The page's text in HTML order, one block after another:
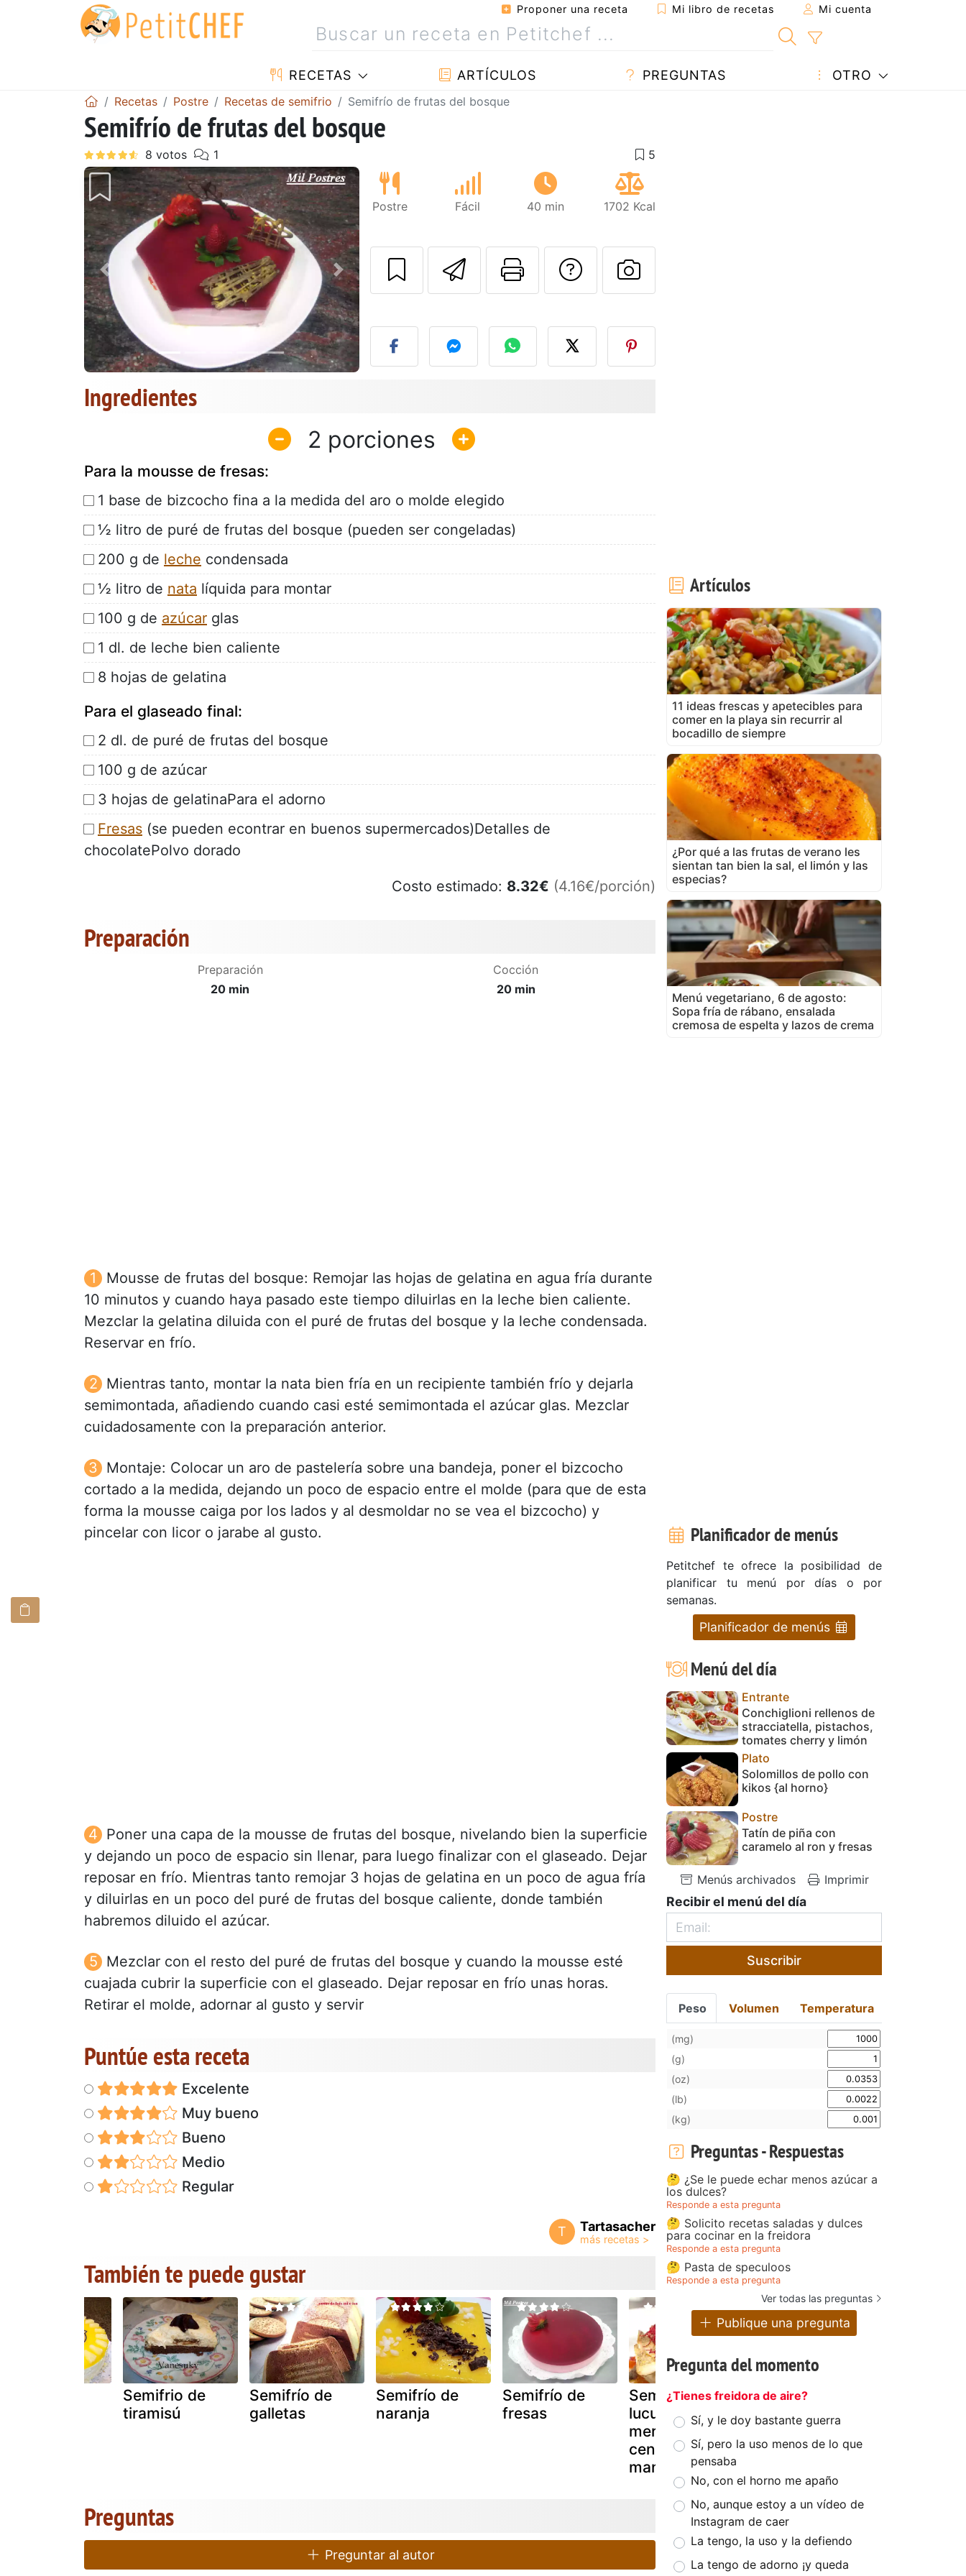
Proponer una receta Mi libro de recetas Mi cuenta
RECETAS ARTÍCULOS PREGUNTAS OTRO
Recetas Postre Recetas de semifrio Semifrío de frutas del bosque
Semifrío de frutas del bosque
Anterior Siguiente
Postre Fácil 40 min 1702 Kcal
Enviar esta receta a un amigo
Imprimir esta página
Preguntar al autor
Publicar la foto de esta receta
Ingredientes
2
Para la mousse de fresas:
1 base de bizcocho fina a la medida del aro o molde elegido
½ litro de puré de frutas del bosque (pueden ser congeladas)
200 g de leche condensada
½ litro de nata líquida para montar
100 g de azúcar glas
1 dl. de leche bien caliente
8 hojas de gelatina
Para el glaseado final:
2 dl. de puré de frutas del bosque
100 g de azúcar
3 hojas de gelatinaPara el adorno
Fresas (se pueden econtrar en buenos supermercados)Detalles de
chocolatePolvo dorado
Costo estimado: 8.32€ (4.16€/porción)
Preparación
Preparación
20 min
Cocción
20 min
Mousse de frutas del bosque: Remojar las hojas de gelatina en agua fría durante
10 minutos y cuando haya pasado este tiempo diluirlas en la leche bien caliente.
Mezclar la gelatina diluida con el puré de frutas del bosque y la leche condensada.
Reservar en frío.
Mientras tanto, montar la nata bien fría en un recipiente también frío y dejarla
semimontada, añadiendo cuando casi esté semimontada el azúcar glas. Mezclar
cuidadosamente con la preparación anterior.
Montaje: Colocar un aro de pastelería sobre una bandeja, poner el bizcocho
cortado a la medida, dejando un poco de espacio entre el molde (para que de esta
forma la mousse caiga por los lados y al desmoldar no se vea el bizcocho) y
pincelar con licor o jarabe al gusto.
Poner una capa de la mousse de frutas del bosque, nivelando bien la superficie
y dejando un poco de espacio sin llenar, para luego finalizar con el glaseado. Dejar
reposar en frío. Mientras tanto remojar 3 hojas de gelatina en un poco de agua fría
y diluirlas en un poco del puré de frutas del bosque caliente, donde también
habremos diluido el azúcar.
Mezclar con el resto del puré de frutas del bosque y cuando la mousse esté
cuajada cubrir la superficie con el glaseado. Dejar reposar en frío unas horas.
Retirar el molde, adornar al gusto y servir
Puntúe esta receta
Excelente
Muy bueno
Bueno
Medio
Regular
T Tartasacher
También te puede gustar
Semifrio de
tiramisú
Semifrío de
galletas
Semifrío de
naranja
Semifrío de
fresas
Semifrío de
lucuma y
merengue con
centro de
manjar
Semifrio de
fresas
Preguntas
Preguntar al autor
Artículos
11 ideas frescas y apetecibles para
comer en la playa sin recurrir al
bocadillo de siempre
¿Por qué a las frutas de verano les
sientan tan bien la sal, el limón y las
especias?
Menú vegetariano, 6 de agosto:
Sopa fría de rábano, ensalada
cremosa de espelta y lazos de crema
Planificador de menús
Petitchef te ofrece la posibilidad de
planificar tu menú por días o por
semanas.
Planificador de menús
Menú del día
Entrante
Conchiglioni rellenos de
stracciatella, pistachos,
tomates cherry y limón
Plato
Solomillos de pollo con
kikos {al horno}
Postre
Tatín de piña con
caramelo al ron y fresas
Menús archivados Imprimir
Recibir el menú del día
Suscribir
Peso Volumen Temperatura
(mg)
(g)
(oz)
(lb)
(kg)
Preguntas - Respuestas
🤔 ¿Se le puede echar menos azúcar a
los dulces?
Responde a esta pregunta
🤔 Solicito recetas saladas y dulces
para cocinar en la freidora
Responde a esta pregunta
🤔 Pasta de speculoos
Responde a esta pregunta
Ver todas las preguntas
Publique una pregunta
Pregunta del momento
¿Tienes freidora de aire?
Sí, y le doy bastante guerra
Sí, pero la uso menos de lo que
pensaba
No, con el horno me apaño
No, aunque estoy a un vídeo de
Instagram de caer
La tengo, la uso y la defiendo
La tengo de adorno ¡y queda